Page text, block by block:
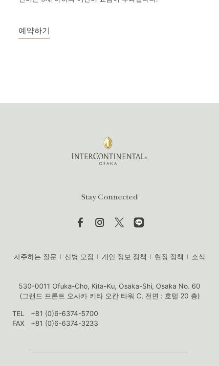
예약하기
Stay Connected
자주하는 질문 신병 모집 개인 정보 정책 현장 정책 소식
530-0011 Ofuka-Cho, Kita-Ku, Osaka-Shi, Osaka No. 60
(그랜드 프론트 오사카 키타 오칸 타워 C, 전면 : 호텔 20 층)
TEL
+81 (0)6-6374-5700
FAX
+81 (0)6-6374-3233